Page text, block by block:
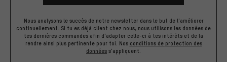
Nous analysons le succès de notre newsletter dans le but de l'améliorer
continuellement. Si tu es déjà client chez nous, nous utilisons les données de
tes dernières commandes afin d'adapter celle-ci à tes intérêts et de la
rendre ainsi plus pertinente pour toi. Nos conditions de protection des
données s'appliquent.